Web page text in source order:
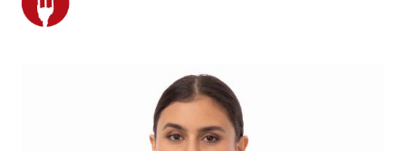
Bildergalerie überspringen